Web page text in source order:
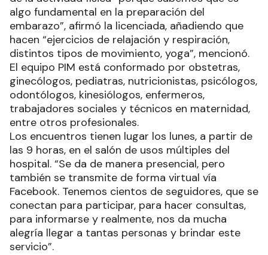
algo fundamental en la preparación del
embarazo”, afirmó la licenciada, añadiendo que
hacen “ejercicios de relajación y respiración,
distintos tipos de movimiento, yoga”, mencionó.
El equipo PIM está conformado por obstetras,
ginecólogos, pediatras, nutricionistas, psicólogos,
odontólogos, kinesiólogos, enfermeros,
trabajadores sociales y técnicos en maternidad,
entre otros profesionales.
Los encuentros tienen lugar los lunes, a partir de
las 9 horas, en el salón de usos múltiples del
hospital. “Se da de manera presencial, pero
también se transmite de forma virtual vía
Facebook. Tenemos cientos de seguidores, que se
conectan para participar, para hacer consultas,
para informarse y realmente, nos da mucha
alegría llegar a tantas personas y brindar este
servicio”.